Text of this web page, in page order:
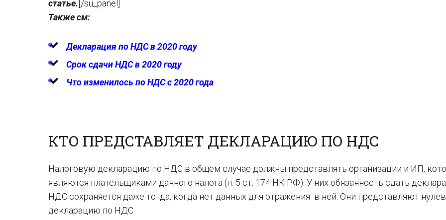
статье. [/su_panel]
Также см:
Декларация по НДС в 2020 году
Срок сдачи НДС в 2020 году
Что изменилось по НДС с 2020 года
КТО ПРЕДСТАВЛЯЕТ ДЕКЛАРАЦИЮ ПО НДС
Налоговую декларацию по НДС в общем случае должны представлять организации и ИП,
являются плательщиками данного налога (п. 5 ст. 174 НК РФ). У них обязанность сдать
НДС сохраняется даже тогда, когда нет данных для отражения в ней. Они представляют
декларацию по НДС.